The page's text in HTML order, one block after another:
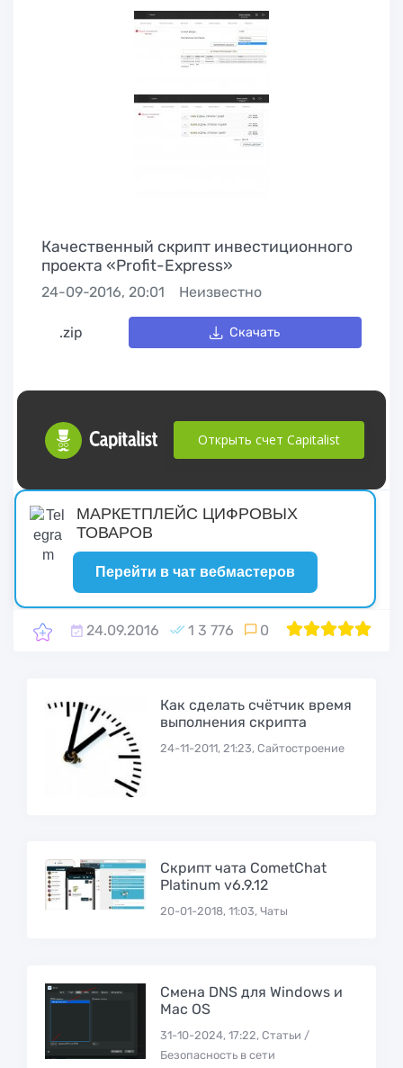
Качественный скрипт инвестиционного
проекта «Profit-Express»
24-09-2016, 20:01 Неизвестно
.zip Скачать
Открыть счет Capitalist
МАРКЕТПЛЕЙС ЦИФРОВЫХ
ТОВАРОВ
Перейти в чат вебмастеров
24.09.2016 1 3 776 0 100
1 2 3 4 5
Как сделать счётчик время
выполнения скрипта
24-11-2011, 21:23, Сайтостроение
Скрипт чата CometChat
Platinum v6.9.12
20-01-2018, 11:03, Чаты
Смена DNS для Windows и
Mac OS
31-10-2024, 17:22, Статьи /
Безопасность в сети